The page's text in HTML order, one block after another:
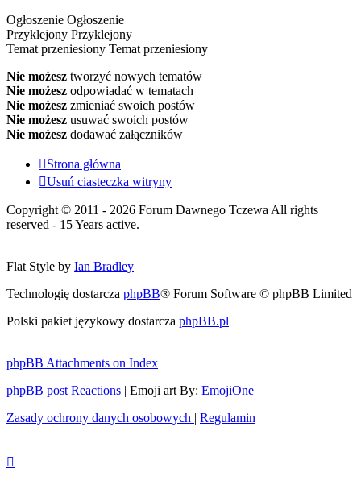
Ogłoszenie Ogłoszenie
Przyklejony Przyklejony
Temat przeniesiony Temat przeniesiony
Nie możesz tworzyć nowych tematów
Nie możesz odpowiadać w tematach
Nie możesz zmieniać swoich postów
Nie możesz usuwać swoich postów
Nie możesz dodawać załączników
Strona główna
Usuń ciasteczka witryny
Copyright © 2011 - 2026 Forum Dawnego Tczewa All rights
reserved - 15 Years active.
Flat Style by Ian Bradley
Technologię dostarcza phpBB® Forum Software © phpBB Limited
Polski pakiet językowy dostarcza phpBB.pl
phpBB Attachments on Index
phpBB post Reactions | Emoji art By: EmojiOne
Zasady ochrony danych osobowych | Regulamin